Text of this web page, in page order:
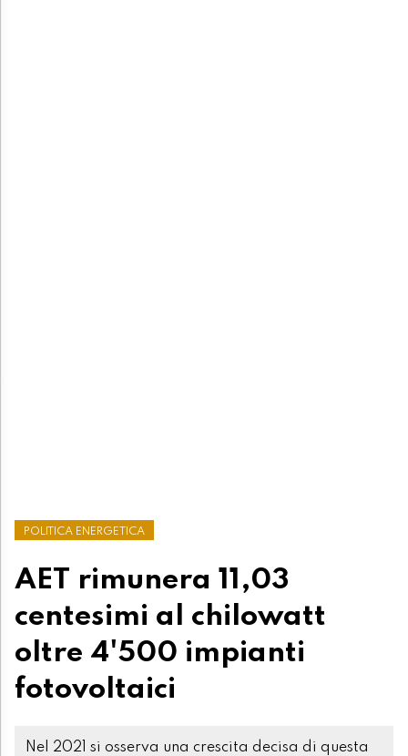
POLITICA ENERGETICA
AET rimunera 11,03
centesimi al chilowatt
oltre 4'500 impianti
fotovoltaici
Nel 2021 si osserva una crescita decisa di questa